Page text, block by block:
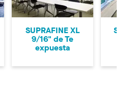
SUPRAFINE XL
9/16" de Te
expuesta